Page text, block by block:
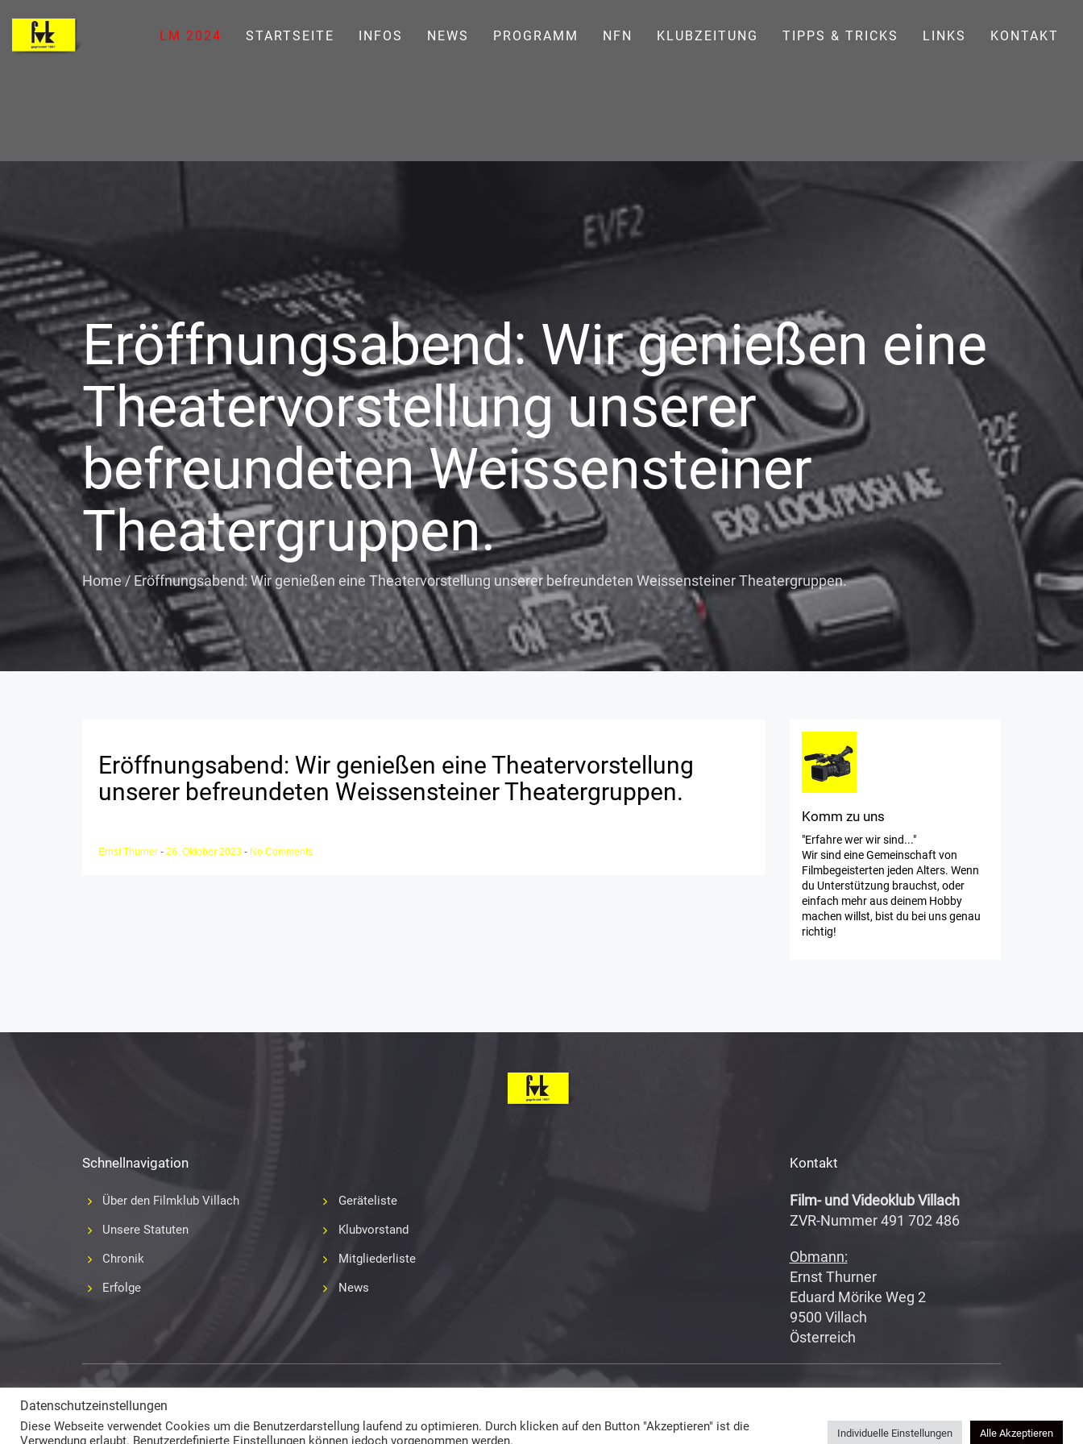
LM 2024 STARTSEITE INFOS NEWS PROGRAMM NFN KLUBZEITUNG TIPPS & TRICKS LINKS KONTAKT
Eröffnungsabend: Wir genießen eine
Theatervorstellung unserer
befreundeten Weissensteiner
Theatergruppen.
Home/ Eröffnungsabend: Wir genießen eine Theatervorstellung unserer befreundeten Weissensteiner Theatergruppen.
Eröffnungsabend: Wir genießen eine Theatervorstellung
unserer befreundeten Weissensteiner Theatergruppen.
Ernst Thurner - 26. Oktober 2023 - No Comments
Komm zu uns
"Erfahre wer wir sind..."
Wir sind eine Gemeinschaft von
Filmbegeisterten jeden Alters. Wenn
du Unterstützung brauchst, oder
einfach mehr aus deinem Hobby
machen willst, bist du bei uns genau
richtig!
Schnellnavigation
Über den Filmklub Villach
Unsere Statuten
Chronik
Erfolge
Geräteliste
Klubvorstand
Mitgliederliste
News
Kontakt
Film- und Videoklub Villach
ZVR-Nummer 491 702 486
Obmann:
Ernst Thurner
Eduard Mörike Weg 2
9500 Villach
Österreich
Copyright 2017-2018
und Film- und Videoklub Villach (Inhalte) © All Rights Reserved
Datenschutzeinstellungen
Diese Webseite verwendet Cookies um die Benutzerdarstellung laufend zu optimieren. Durch klicken auf den Button "Akzeptieren" ist die
Verwendung erlaubt. Benutzerdefinierte Einstellungen können jedoch vorgenommen werden.
Individuelle Einstellungen Alle Akzeptieren